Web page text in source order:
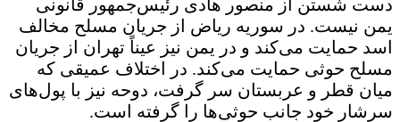
دست شستن از منصور هادی رئیس‌جمهور قانونی
یمن نیست. در سوریه ریاض از جریان مسلح مخالف
اسد حمایت می‌کند و در یمن نیز عیناً تهران از جریان
مسلح حوثی حمایت می‌کند. در اختلاف عمیقی که
میان قطر و عربستان سر گرفت، دوحه نیز با پول‌های
سرشار خود جانب حوثی‌ها را گرفته است.